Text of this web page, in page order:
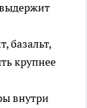
базальт,
крупнее
внутри